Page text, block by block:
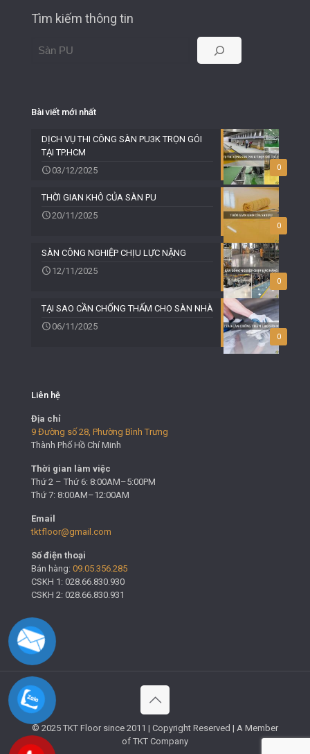
Tìm kiếm thông tin
Bài viết mới nhất
0
DỊCH VỤ THI CÔNG SÀN PU3K TRỌN GÓI
TẠI TP.HCM
03/12/2025
0
THỜI GIAN KHÔ CỦA SÀN PU
20/11/2025
0
SÀN CÔNG NGHIỆP CHỊU LỰC NẶNG
12/11/2025
0
TẠI SAO CẦN CHỐNG THẤM CHO SÀN NHÀ
06/11/2025
Liên hệ
Địa chỉ
9 Đường số 28, Phường Bình Trưng
Thành Phố Hồ Chí Minh
Thời gian làm việc
Thứ 2 – Thứ 6: 8:00AM–5:00PM
Thứ 7: 8:00AM–12:00AM
Email
tktfloor@gmail.com
Số điện thoại
Bán hàng: 09.05.356.285
CSKH 1: 028.66.830.930
CSKH 2: 028.66.830.931
© 2025 TKT Floor since 2011 | Copyright Reserved | A Member
of TKT Company